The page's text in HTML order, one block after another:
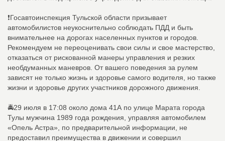
❗Госавтоинспекция Тульской области призывает
автомобилистов неукоснительно соблюдать ПДД и быть
внимательнее на дорогах населенных пунктов и городов.
Рекомендуем не переоценивать свои силы и свое мастерство,
отказаться от рискованной манеры управления и резких
необдуманных маневров. От вашего поведения за рулем
зависят не только жизнь и здоровье самого водителя, но также
жизни и здоровье других участников дорожного движения.
🚔29 июля в 17:08 около дома 41А по улице Марата города
Тулы мужчина 1989 года рождения, управляя автомобилем
«Опель Астра», по предварительной информации, не
предоставил преимущества в движении и совершил